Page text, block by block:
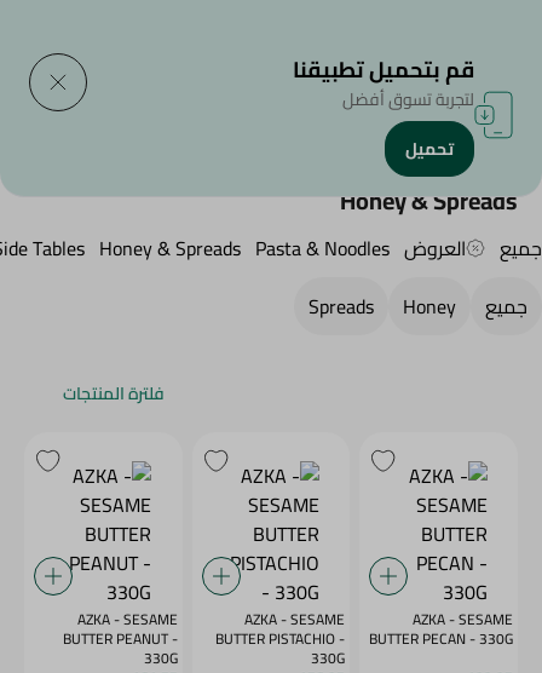
الرئيسية /منتجات البقالة
Honey & Spreads
جميع العروض Pasta & Noodles
Honey & Spreads
Tables
جميع
Honey
Spreads
فلترة المنتجات
AZKA - SESAME
BUTTER PECAN - 330G
AZKA - SESAME
BUTTER PISTACHIO -
330G
AZKA - SESAME
BUTTER PEANUT -
330G
قم بتحميل تطبيقنا
لتجربة تسوق أفضل
تحميل